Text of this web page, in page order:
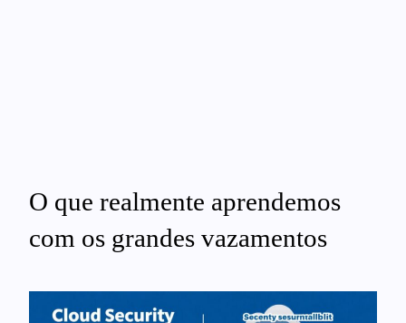
O que realmente aprendemos
com os grandes vazamentos